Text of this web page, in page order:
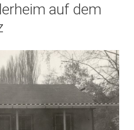
auf dem